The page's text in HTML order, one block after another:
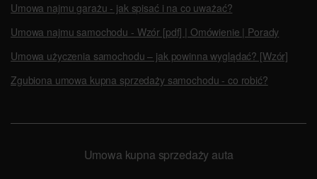
Umowa najmu garażu - jak spisać i na co uważać?
Umowa najmu samochodu - Wzór [pdf] | Omówienie | Porady
Umowa użyczenia samochodu – jak powinna wyglądać? [Wzór]
Zgubiona umowa kupna sprzedaży samochodu - co robić?
Umowa kupna sprzedaży auta